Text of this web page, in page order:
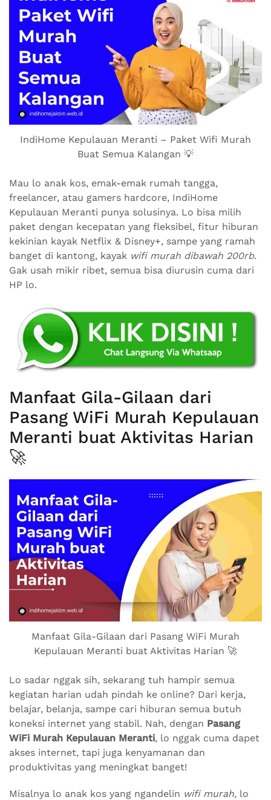
IndiHome Kepulauan Meranti – Paket Wifi Murah
Buat Semua Kalangan 💡
Mau lo anak kos, emak-emak rumah tangga,
freelancer, atau gamers hardcore, IndiHome
Kepulauan Meranti punya solusinya. Lo bisa milih
paket dengan kecepatan yang fleksibel, fitur hiburan
kekinian kayak Netflix & Disney+, sampe yang ramah
banget di kantong, kayak wifi murah dibawah 200rb.
Gak usah mikir ribet, semua bisa diurusin cuma dari
HP lo.
Manfaat Gila-Gilaan dari
Pasang WiFi Murah Kepulauan
Meranti buat Aktivitas Harian
🚀
Manfaat Gila-Gilaan dari Pasang WiFi Murah
Kepulauan Meranti buat Aktivitas Harian 🚀
Lo sadar nggak sih, sekarang tuh hampir semua
kegiatan harian udah pindah ke online? Dari kerja,
belajar, belanja, sampe cari hiburan semua butuh
koneksi internet yang stabil. Nah, dengan Pasang
WiFi Murah Kepulauan Meranti, lo nggak cuma dapet
akses internet, tapi juga kenyamanan dan
produktivitas yang meningkat banget!
Misalnya lo anak kos yang ngandelin wifi murah, lo